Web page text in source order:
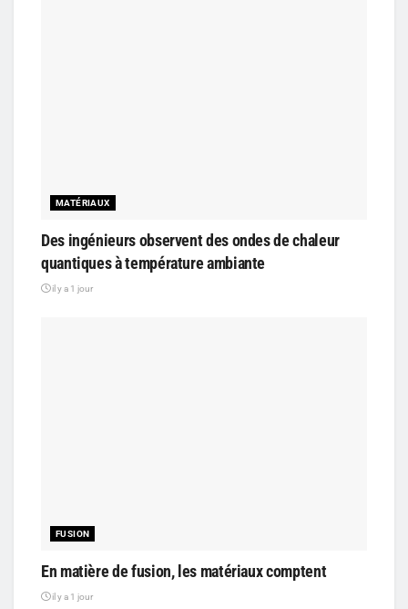
MATÉRIAUX
Des ingénieurs observent des ondes de chaleur
quantiques à température ambiante
il y a 1 jour
FUSION
En matière de fusion, les matériaux comptent
il y a 1 jour